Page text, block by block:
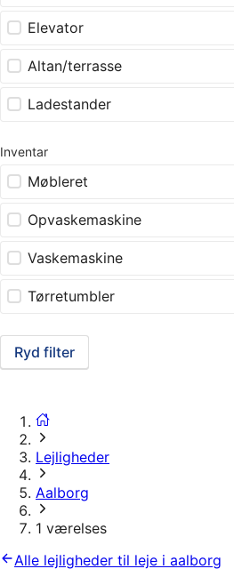
Elevator
Altan/terrasse
Ladestander
Inventar
Møbleret
Opvaskemaskine
Vaskemaskine
Tørretumbler
Ryd filter
Lejligheder
Aalborg
1 værelses
Alle lejligheder til leje i aalborg